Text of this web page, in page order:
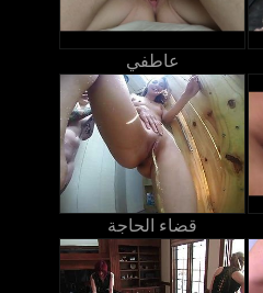
عاطفي
قضاء الحاجة